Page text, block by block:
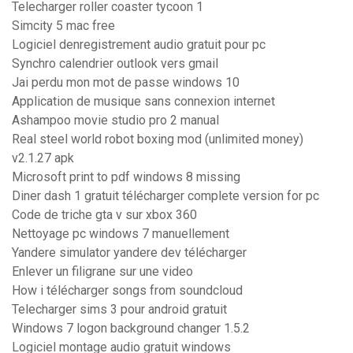
Telecharger roller coaster tycoon 1
Simcity 5 mac free
Logiciel denregistrement audio gratuit pour pc
Synchro calendrier outlook vers gmail
Jai perdu mon mot de passe windows 10
Application de musique sans connexion internet
Ashampoo movie studio pro 2 manual
Real steel world robot boxing mod (unlimited money)
v2.1.27 apk
Microsoft print to pdf windows 8 missing
Diner dash 1 gratuit télécharger complete version for pc
Code de triche gta v sur xbox 360
Nettoyage pc windows 7 manuellement
Yandere simulator yandere dev télécharger
Enlever un filigrane sur une video
How i télécharger songs from soundcloud
Telecharger sims 3 pour android gratuit
Windows 7 logon background changer 1.5.2
Logiciel montage audio gratuit windows